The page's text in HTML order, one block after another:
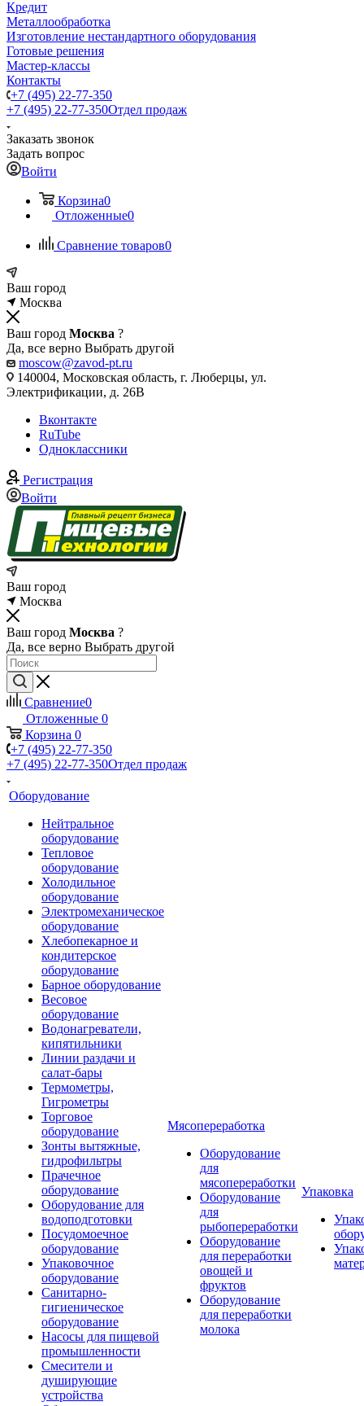
Кредит
Металлообработка
Изготовление нестандартного оборудования
Готовые решения
Мастер-классы
Контакты
+7 (495) 22-77-350
+7 (495) 22-77-350Отдел продаж
Заказать звонок
Задать вопрос
Войти
Корзина0
Отложенные0
Сравнение товаров0
Ваш город
Москва
Ваш город Москва ?
Да, все верно Выбрать другой
moscow@zavod-pt.ru
140004, Московская область, г. Люберцы, ул.
Электрификации, д. 26В
Вконтакте
RuTube
Одноклассники
Регистрация
Войти
Ваш город
Москва
Ваш город Москва ?
Да, все верно Выбрать другой
Сравнение0
Отложенные 0
Корзина 0
+7 (495) 22-77-350
+7 (495) 22-77-350Отдел продаж
Оборудование
Нейтральное
оборудование
Тепловое
оборудование
Холодильное
оборудование
Электромеханическое
оборудование
Хлебопекарное и
кондитерское
оборудование
Барное оборудование
Весовое
оборудование
Водонагреватели,
кипятильники
Линии раздачи и
салат-бары
Термометры,
Гигрометры
Торговое
оборудование
Зонты вытяжные,
гидрофильтры
Прачечное
оборудование
Оборудование для
водоподготовки
Посудомоечное
оборудование
Упаковочное
оборудование
Санитарно-
гигиеническое
оборудование
Насосы для пищевой
промышленности
Смесители и
душирующие
устройства
Мясопереработка
Оборудование
для
мясопереработки
Оборудование
для
рыбопереработки
Оборудование
для переработки
овощей и
фруктов
Оборудование
для переработки
молока
Упаковка